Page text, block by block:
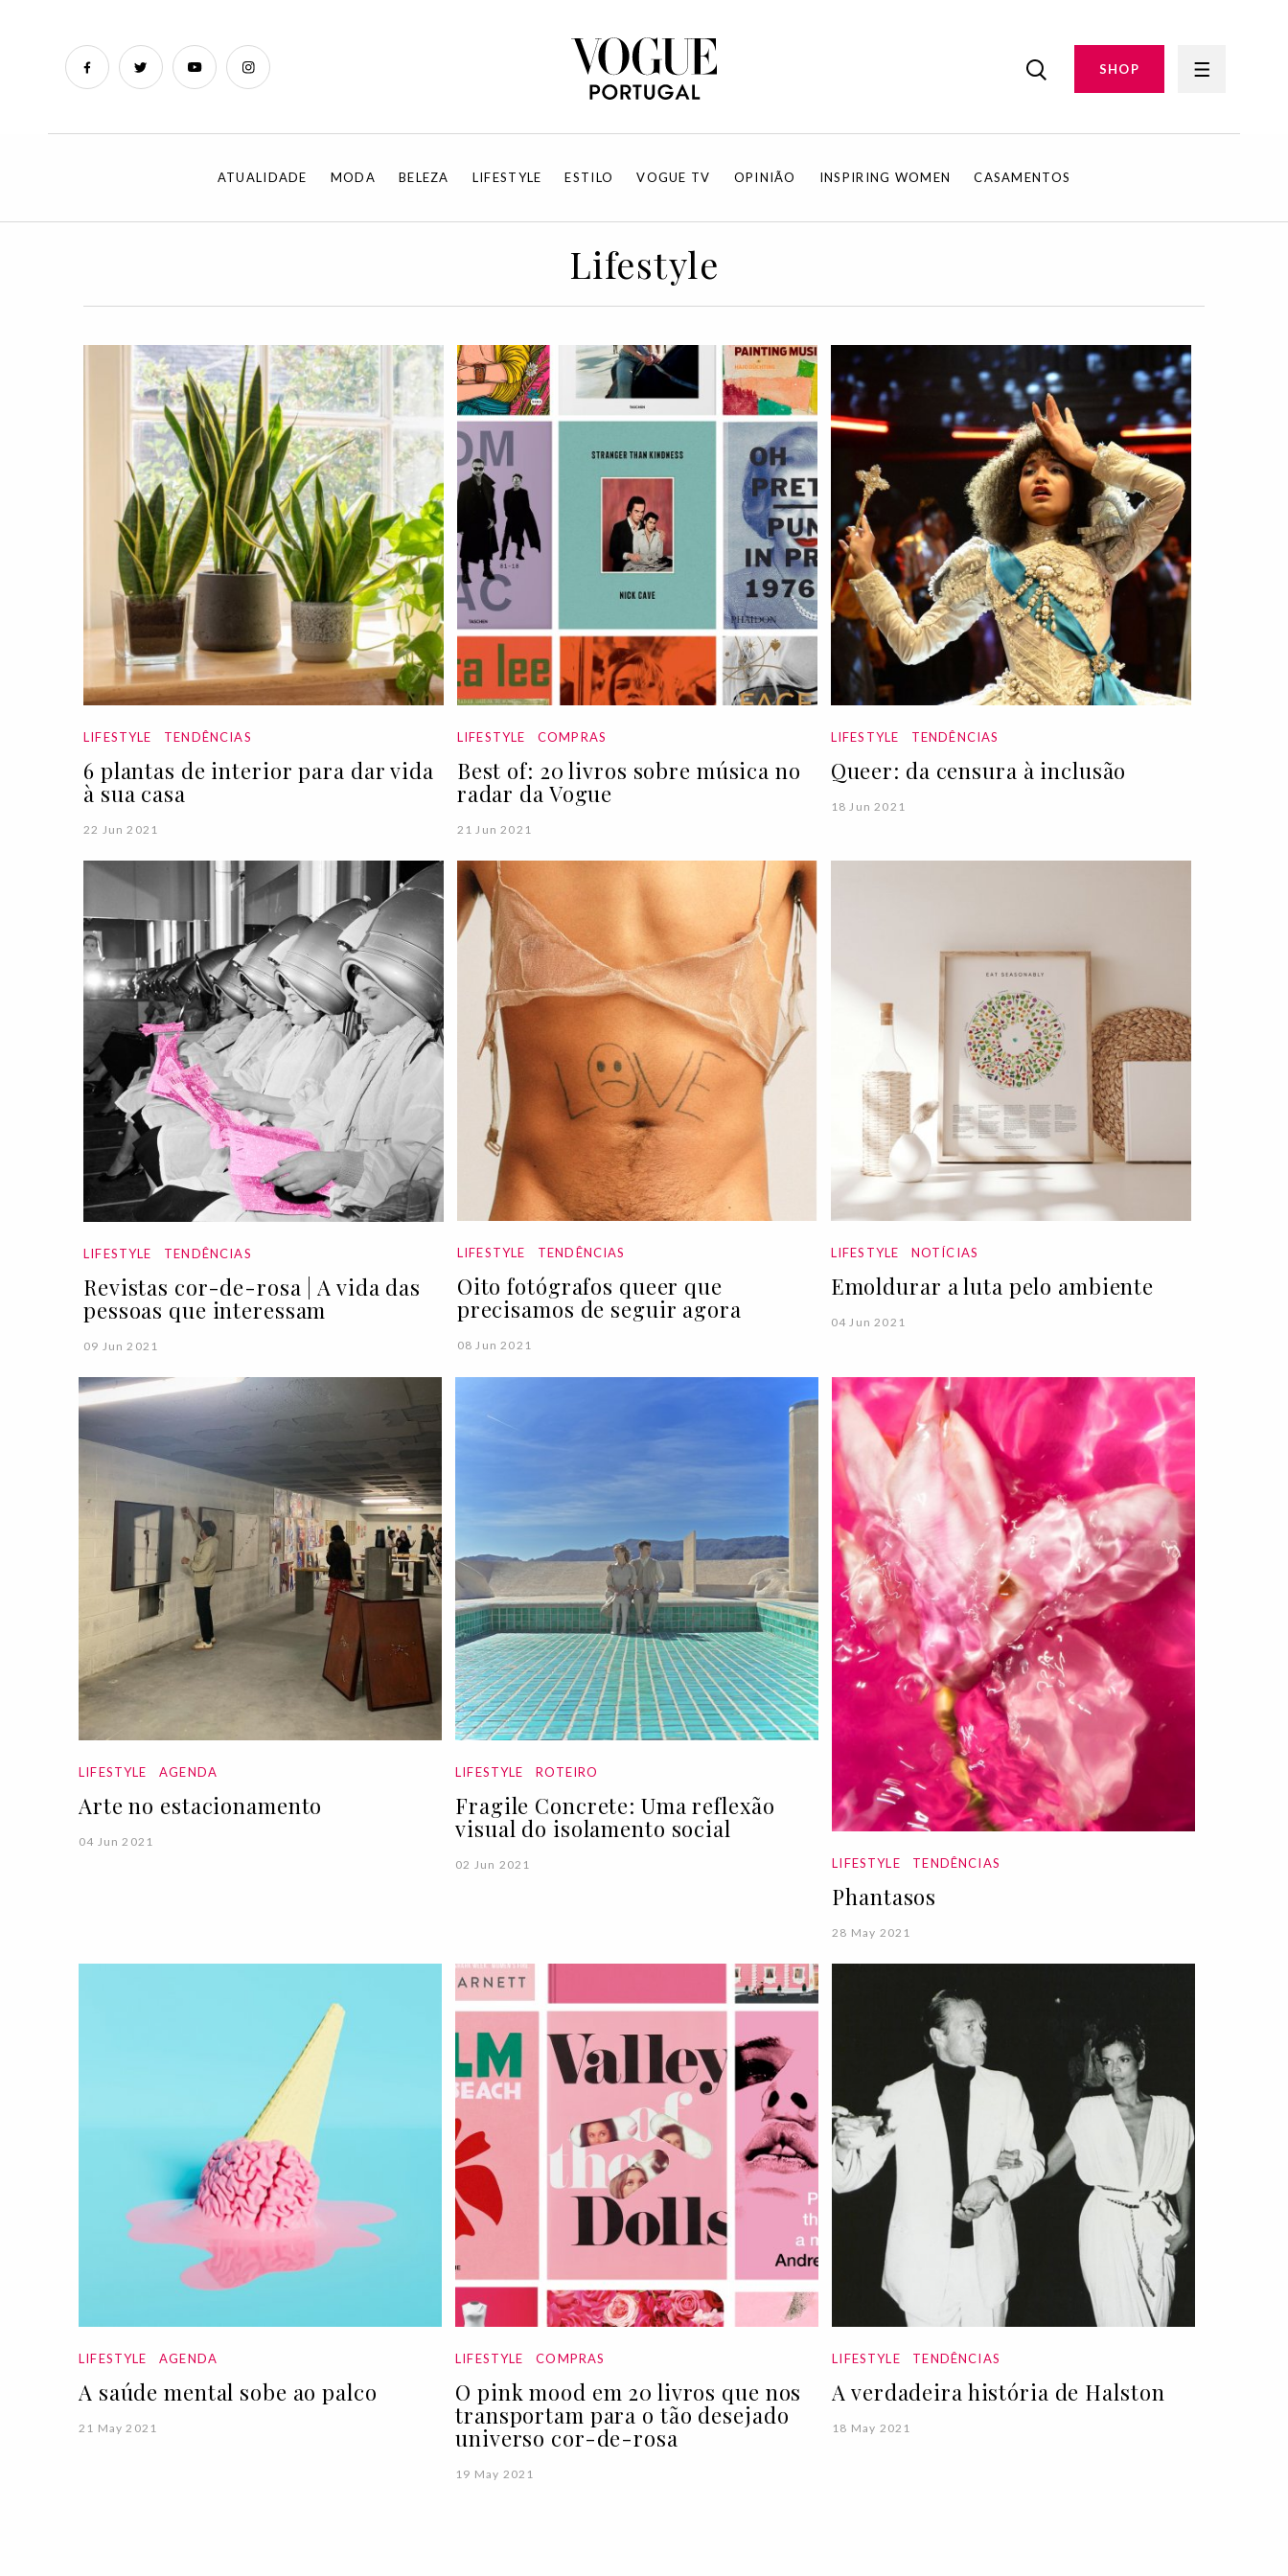
SHOP
ATUALIDADE MODA BELEZA LIFESTYLE ESTILO VOGUE TV OPINIÃO INSPIRING WOMEN CASAMENTOS
Lifestyle
LIFESTYLE TENDÊNCIAS
6 plantas de interior para dar vida
à sua casa
22 Jun 2021
LIFESTYLE COMPRAS
Best of: 20 livros sobre música no
radar da Vogue
21 Jun 2021
LIFESTYLE TENDÊNCIAS
Queer: da censura à inclusão
18 Jun 2021
LIFESTYLE TENDÊNCIAS
Revistas cor-de-rosa | A vida das
pessoas que interessam
09 Jun 2021
LIFESTYLE TENDÊNCIAS
Oito fotógrafos queer que
precisamos de seguir agora
08 Jun 2021
LIFESTYLE NOTÍCIAS
Emoldurar a luta pelo ambiente
04 Jun 2021
LIFESTYLE AGENDA
Arte no estacionamento
04 Jun 2021
LIFESTYLE ROTEIRO
Fragile Concrete: Uma reflexão
visual do isolamento social
02 Jun 2021 LIFESTYLE TENDÊNCIAS
Phantasos
28 May 2021
LIFESTYLE AGENDA
A saúde mental sobe ao palco
21 May 2021
LIFESTYLE COMPRAS
O pink mood em 20 livros que nos
transportam para o tão desejado
universo cor-de-rosa
19 May 2021
LIFESTYLE TENDÊNCIAS
A verdadeira história de Halston
18 May 2021